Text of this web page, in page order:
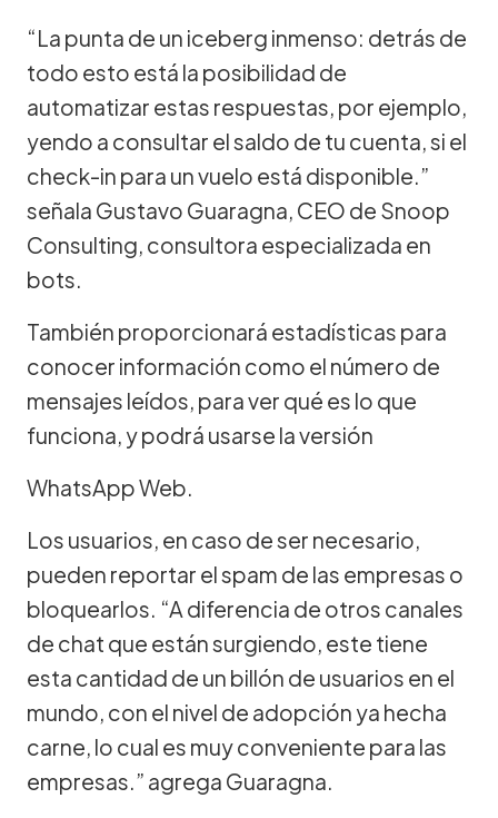
“La punta de un iceberg inmenso: detrás de
todo esto está la posibilidad de
automatizar estas respuestas, por ejemplo,
yendo a consultar el saldo de tu cuenta, si el
check-in para un vuelo está disponible.”
señala Gustavo Guaragna, CEO de Snoop
Consulting, consultora especializada en
bots.
También proporcionará estadísticas para
conocer información como el número de
mensajes leídos, para ver qué es lo que
funciona, y podrá usarse la versión
WhatsApp Web.
Los usuarios, en caso de ser necesario,
pueden reportar el spam de las empresas o
bloquearlos. “A diferencia de otros canales
de chat que están surgiendo, este tiene
esta cantidad de un billón de usuarios en el
mundo, con el nivel de adopción ya hecha
carne, lo cual es muy conveniente para las
empresas.” agrega Guaragna.